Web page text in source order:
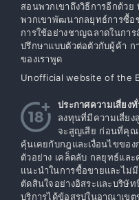
สอนพวกเขาถึงวิธีการอีกด้วย
พวกเขาพัฒนากลยุทธ์การซื้อ
การใช้อย่างชาญฉลาดในกา
ปรึกษาแบบตัวต่อตัวกับผู้ค้า ก
ของเราพูด
Unofficial website of the
ประกาศความเสี่ยง
ลงทุนที่มีความเสี่ย
จะสูญเสีย ก่อนที่คุณ
คุ้นเคยกับกฎและเงื่อนไขของ
ตัวอย่าง เคล็ดลับ กลยุทธ์แล
แนะนำในการซื้อขายและไม่
ตัดสินใจอย่างอิสระและบริษั
บริการได้ข้อสรุปในอาณาเข